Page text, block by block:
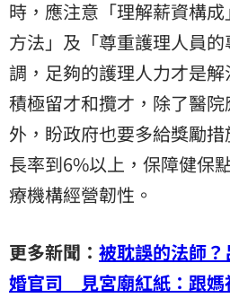
時，應注意「理解薪資構
方法」及「尊重護理人員
調，足夠的護理人力才是
積極留才和攬才，除了醫
外，盼政府也要多給獎勵
長率到6%以上，保障健保
療機構經營韌性。
更多新聞： 被耽誤的法師
婚官司 見宮廟紅紙：跟媽